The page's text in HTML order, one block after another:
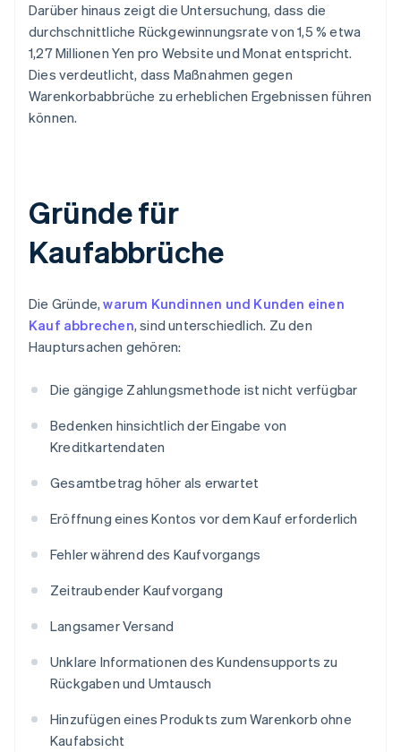
Darüber hinaus zeigt die Untersuchung, dass die
durchschnittliche Rückgewinnungsrate von 1,5 % etwa
1,27 Millionen Yen pro Website und Monat entspricht.
Dies verdeutlicht, dass Maßnahmen gegen
Warenkorbabbrüche zu erheblichen Ergebnissen führen
können.
Gründe für
Kaufabbrüche
Die Gründe,warum Kundinnen und Kunden einen
Kauf abbrechen, sind unterschiedlich. Zu den
Hauptursachen gehören:
Die gängige Zahlungsmethode ist nicht verfügbar
Bedenken hinsichtlich der Eingabe von
Kreditkartendaten
Gesamtbetrag höher als erwartet
Eröffnung eines Kontos vor dem Kauf erforderlich
Fehler während des Kaufvorgangs
Zeitraubender Kaufvorgang
Langsamer Versand
Unklare Informationen des Kundensupports zu
Rückgaben und Umtausch
Hinzufügen eines Produkts zum Warenkorb ohne
Kaufabsicht